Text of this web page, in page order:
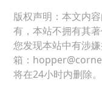
版权声明：本文内
有，本站不拥有其
您发现本站中有涉
箱：
将在24小时内删除。